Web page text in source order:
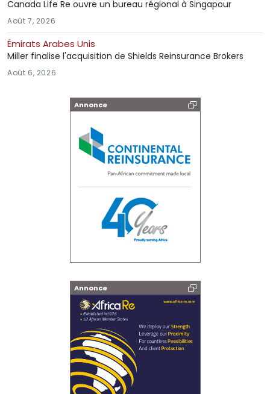
Canada Life Re ouvre un bureau régional à Singapour
Août 7, 2026
Émirats Arabes Unis
Miller finalise l'acquisition de Shields Reinsurance Brokers
Août 6, 2026
Annonce
Annonce